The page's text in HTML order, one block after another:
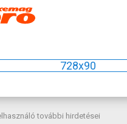
728x90
további hirdetései